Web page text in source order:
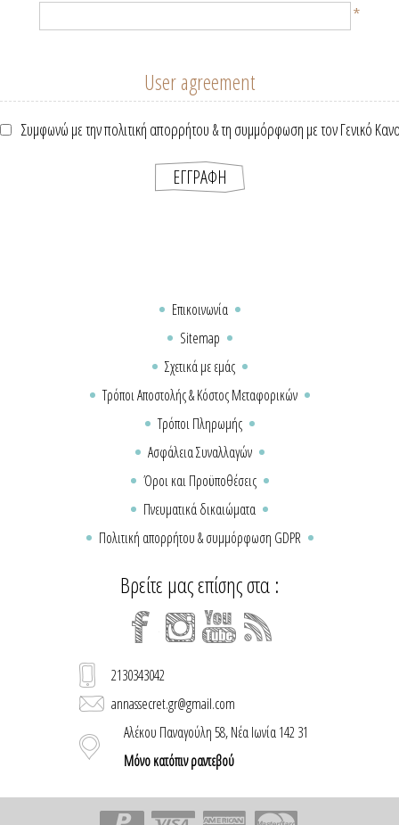
*
User agreement
Συμφωνώ με την πολιτική απορρήτου & τη συμμόρφωση με τον Γενικό
Επικοινωνία
Sitemap
Σχετικά με εμάς
Τρόποι Αποστολής & Κόστος Μεταφορικών
Τρόποι Πληρωμής
Ασφάλεια Συναλλαγών
Όροι και Προϋποθέσεις
Πνευματικά δικαιώματα
Πολιτική απορρήτου & συμμόρφωση GDPR
Βρείτε μας επίσης στα :
2130343042
annassecret.gr@gmail.com
Αλέκου Παναγούλη 58, Νέα Ιωνία 142 31
Μόνο κατόπιν ραντεβού